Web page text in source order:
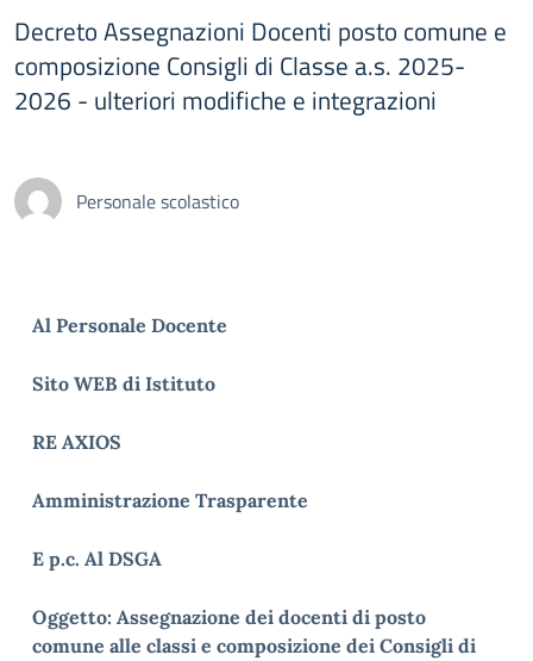
Decreto Assegnazioni Docenti posto comune e
composizione Consigli di Classe a.s. 2025-
2026 - ulteriori modifiche e integrazioni
Personale scolastico
Al Personale Docente
Sito WEB di Istituto
RE AXIOS
Amministrazione Trasparente
E p.c. Al DSGA
Oggetto: Assegnazione dei docenti di posto
comune alle classi e composizione dei Consigli di